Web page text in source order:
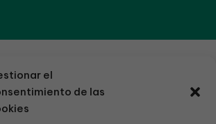
el
de las